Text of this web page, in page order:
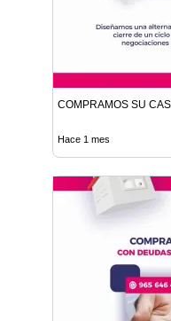
COMPRAMOS SU
Hace 1 mes